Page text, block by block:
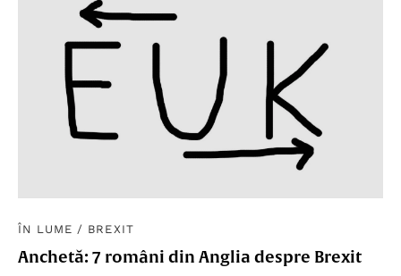
ÎN LUME / BREXIT
Anchetă: 7 români din Anglia despre Brexit